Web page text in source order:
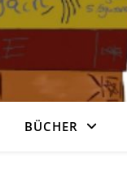
BÜCHER